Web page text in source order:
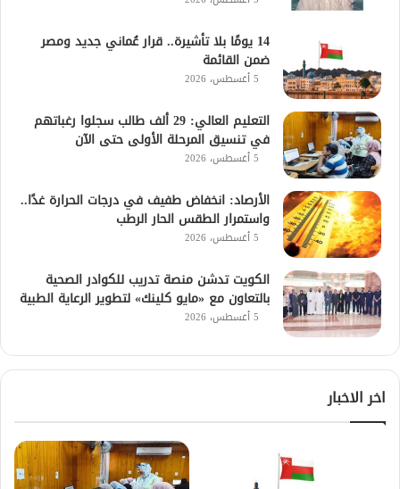
14 يومًا بلا تأشيرة.. قرار عُماني جديد ومصر
ضمن القائمة
5 أغسطس، 2026
التعليم العالي: 29 ألف طالب سجلوا رغباتهم
في تنسيق المرحلة الأولى حتى الآن
5 أغسطس، 2026
الأرصاد: انخفاض طفيف في درجات الحرارة غدًا..
واستمرار الطقس الحار الرطب
5 أغسطس، 2026
الكويت تدشن منصة تدريب للكوادر الصحية
بالتعاون مع «مايو كلينك» لتطوير الرعاية الطبية
5 أغسطس، 2026
اخر الاخبار